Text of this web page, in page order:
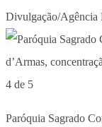
Divulgação/Agência
4 de 5
Paróquia Sagrado